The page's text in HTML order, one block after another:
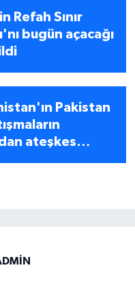
Refah Sınır
bugün açacağı
Pakistan
ateşkes